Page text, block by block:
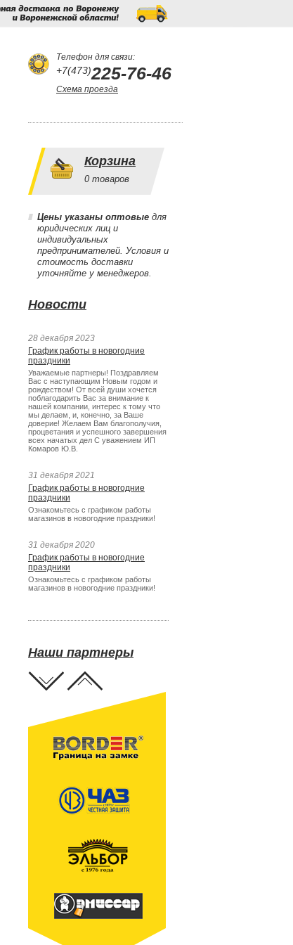
Телефон для связи:
+7(473)225-76-46
Схема проезда
Корзина
0 товаров
Цены указаны оптовые для
юридических лиц и
индивидуальных
предпринимателей. Условия и
стоимость доставки
уточняйте у менеджеров.
Новости
28 декабря 2023
График работы в новогодние
праздники
Уважаемые партнеры! Поздравляем
Вас с наступающим Новым годом и
рождеством! От всей души хочется
поблагодарить Вас за внимание к
нашей компании, интерес к тому что
мы делаем, и, конечно, за Ваше
доверие! Желаем Вам благополучия,
процветания и успешного завершения
всех начатых дел С уважением ИП
Комаров Ю.В.
31 декабря 2021
График работы в новогодние
праздники
Ознакомьтесь с графиком работы
магазинов в новогодние праздники!
31 декабря 2020
График работы в новогодние
праздники
Ознакомьтесь с графиком работы
магазинов в новогодние праздники!
Наши партнеры